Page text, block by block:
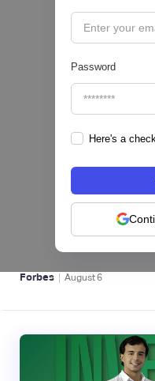
Password
Here's a
hiSofi, Fintech de
levanta US$1
regional en Uruguay
BFM 👔
Forbes | August6